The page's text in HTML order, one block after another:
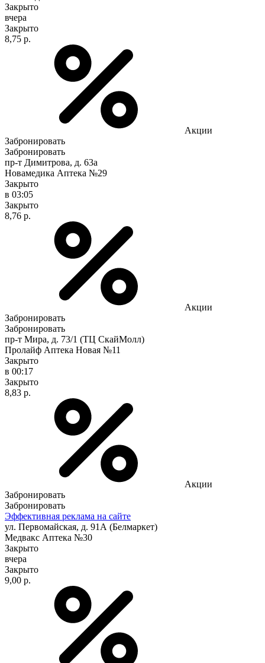
Закрыто
вчера
Закрыто
8,75 р.
Акции
Забронировать
Забронировать
пр-т Димитрова, д. 63а
Новамедика Аптека №29
Закрыто
в 03:05
Закрыто
8,76 р.
Акции
Забронировать
Забронировать
пр-т Мира, д. 73/1 (ТЦ СкайМолл)
Пролайф Аптека Новая №11
Закрыто
в 00:17
Закрыто
8,83 р.
Акции
Забронировать
Забронировать
Эффективная реклама на сайте
ул. Первомайская, д. 91А (Белмаркет)
Медвакс Аптека №30
Закрыто
вчера
Закрыто
9,00 р.